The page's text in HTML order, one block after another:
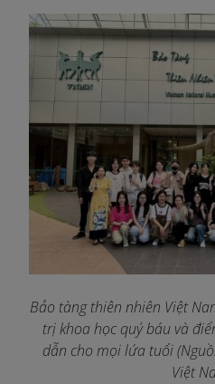
Bảo tàng thiên nhiên Việt
trị khoa học quý báu và
dẫn cho mọi lứa tuổi
Việt